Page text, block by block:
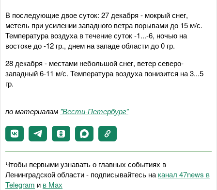
В последующие двое суток: 27 декабря - мокрый снег,
метель при усилении западного ветра порывами до 15 м/с.
Температура воздуха в течение суток -1...-6, ночью на
востоке до -12 гр., днем на западе области до 0 гр.
28 декабря - местами небольшой снег, ветер северо-
западный 6-11 м/с. Температура воздуха понизится на 3...5
гр.
по материалам "Вести-Петербург"
Чтобы первыми узнавать о главных событиях в
Ленинградской области - подписывайтесь на канал 47news в
Telegram и в Maх